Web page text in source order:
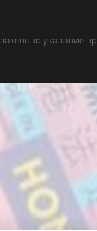
указание